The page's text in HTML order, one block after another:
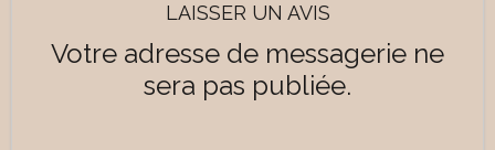
LAISSER UN AVIS
Votre adresse de messagerie ne
sera pas publiée.